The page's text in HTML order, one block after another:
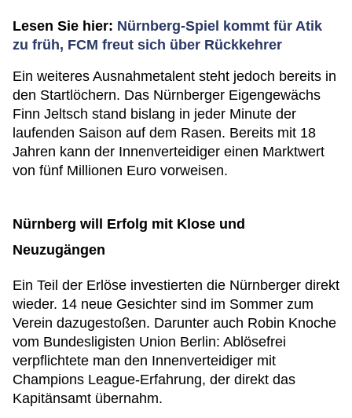
Lesen Sie hier: Nürnberg-Spiel kommt für Atik
zu früh, FCM freut sich über Rückkehrer
Ein weiteres Ausnahmetalent steht jedoch bereits in
den Startlöchern. Das Nürnberger Eigengewächs
Finn Jeltsch stand bislang in jeder Minute der
laufenden Saison auf dem Rasen. Bereits mit 18
Jahren kann der Innenverteidiger einen Marktwert
von fünf Millionen Euro vorweisen.
Nürnberg will Erfolg mit Klose und
Neuzugängen
Ein Teil der Erlöse investierten die Nürnberger direkt
wieder. 14 neue Gesichter sind im Sommer zum
Verein dazugestoßen. Darunter auch Robin Knoche
vom Bundesligisten Union Berlin: Ablösefrei
verpflichtete man den Innenverteidiger mit
Champions League-Erfahrung, der direkt das
Kapitänsamt übernahm.